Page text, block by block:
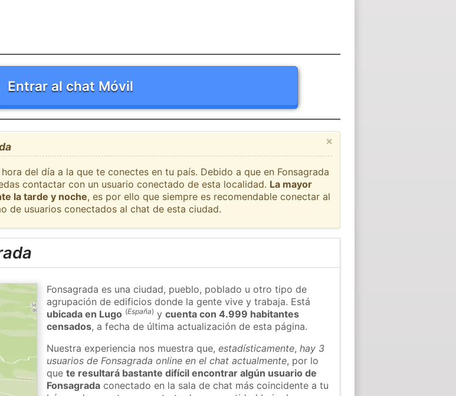
Entrar al chat Móvil
×
del día a la que te conectes en tu país. Debido a que en Fonsagrada
contactar con un usuario conectado de esta localidad. La mayor
la tarde y noche, es por ello que siempre es recomendable conectar al
de usuarios conectados al chat de esta ciudad.
Fonsagrada es una ciudad, pueblo, poblado u otro tipo de
agrupación de edificios donde la gente vive y trabaja. Está
ubicada en Lugo (España) ycuenta con 4.999 habitantes
censados, a fecha de última actualización de esta página.
Nuestra experiencia nos muestra que,estadísticamente,hay 3
usuarios de Fonsagrada online en el chat actualmente, por lo
quete resultará bastante difícil encontrar algún usuario de
Fonsagrada conectado en la sala de chat más coincidente a tu